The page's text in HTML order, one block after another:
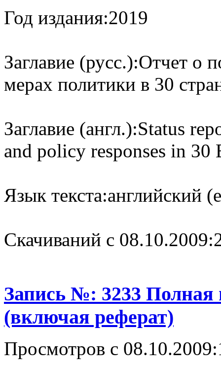
Год издания:2019
Заглавие (русс.):Отчет о
мерах политики в 30
Заглавие (англ.):Status
and policy responses in 30
Язык текста:английский
Cкачиваний с 08.10.2009:
Запись №: 3233 Полная
(включая реферат)
Просмотров с 08.10.2009: